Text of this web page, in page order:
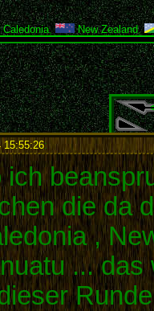
, New Zealand,
15:55:26:
ich
die da
,
...